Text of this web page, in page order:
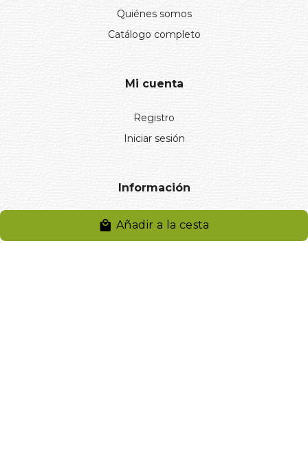
Añadir a la cesta
Quiénes somos
Catálogo completo
Mi cuenta
Registro
Iniciar sesión
Información
Aviso legal
Política de privacidad